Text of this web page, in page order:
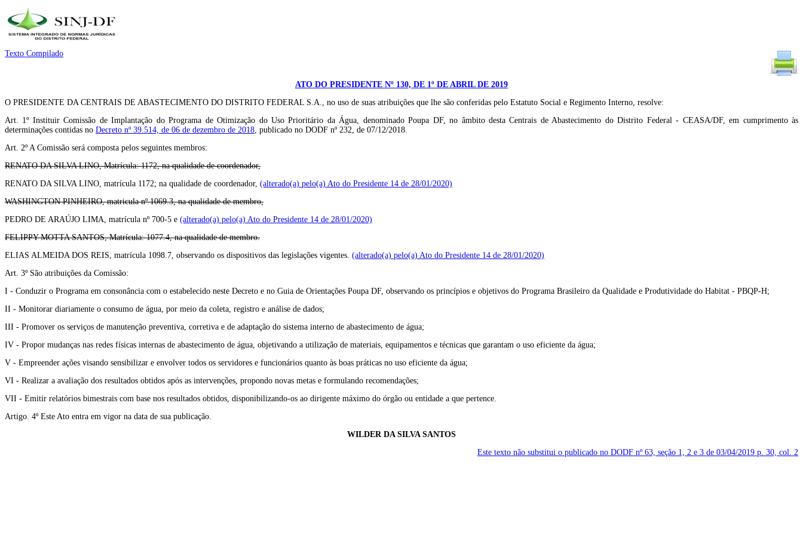
Texto Compilado
ATO DO PRESIDENTE Nº 130, DE 1º DE ABRIL DE 2019
O PRESIDENTE DA CENTRAIS DE ABASTECIMENTO DO DISTRITO FEDERAL S.A., no uso de suas atribuições que lhe são conferidas pelo Estatuto Social e Regimento Interno, resolve:
Art. 1º Instituir Comissão de Implantação do Programa de Otimização do Uso Prioritário da Água, denominado Poupa DF, no âmbito desta Centrais de Abastecimento do Distrito Federal - CEASA/DF, em cumprimento às
determinações contidas no Decreto nº 39.514, de 06 de dezembro de 2018, publicado no DODF nº 232, de 07/12/2018.
Art. 2º A Comissão será composta pelos seguintes membros:
RENATO DA SILVA LINO, Matrícula: 1172, na qualidade de coordenador,
RENATO DA SILVA LINO, matrícula 1172; na qualidade de coordenador, (alterado(a) pelo(a) Ato do Presidente 14 de 28/01/2020)
WASHINGTON PINHEIRO, matricula nº 1069.3, na qualidade de membro,
PEDRO DE ARAÚJO LIMA, matrícula nº 700-5 e (alterado(a) pelo(a) Ato do Presidente 14 de 28/01/2020)
FELIPPY MOTTA SANTOS, Matrícula: 1077.4, na qualidade de membro.
ELIAS ALMEIDA DOS REIS, matrícula 1098.7, observando os dispositivos das legislações vigentes. (alterado(a) pelo(a) Ato do Presidente 14 de 28/01/2020)
Art. 3º São atribuições da Comissão:
I - Conduzir o Programa em consonância com o estabelecido neste Decreto e no Guia de Orientações Poupa DF, observando os princípios e objetivos do Programa Brasileiro da Qualidade e Produtividade do Habitat - PBQP-H;
II - Monitorar diariamente o consumo de água, por meio da coleta, registro e análise de dados;
III - Promover os serviços de manutenção preventiva, corretiva e de adaptação do sistema interno de abastecimento de água;
IV - Propor mudanças nas redes físicas internas de abastecimento de água, objetivando a utilização de materiais, equipamentos e técnicas que garantam o uso eficiente da água;
V - Empreender ações visando sensibilizar e envolver todos os servidores e funcionários quanto às boas práticas no uso eficiente da água;
VI - Realizar a avaliação dos resultados obtidos após as intervenções, propondo novas metas e formulando recomendações;
VII - Emitir relatórios bimestrais com base nos resultados obtidos, disponibilizando-os ao dirigente máximo do órgão ou entidade a que pertence.
Artigo. 4º Este Ato entra em vigor na data de sua publicação.
WILDER DA SILVA SANTOS
Este texto não substitui o publicado no DODF nº 63, seção 1, 2 e 3 de 03/04/2019 p. 30, col. 2